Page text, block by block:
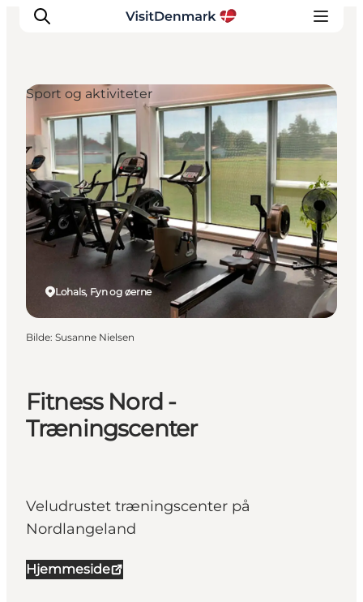
Inspirasjon
Reisemål
Aktiviteter
Overnatting
Planlegg reisen
Fitness Nord -
Træningscenter
Veludrustet træningscenter på
Nordlangeland
Hjemmeside
Lohals, Fyn og øerne
Sport og aktiviteter
Bilde: Susanne Nielsen